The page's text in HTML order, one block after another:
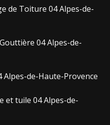
de Toiture 04 Alpes-de-
04 Alpes-de-
de-Haute-Provence
et tuile 04 Alpes-de-